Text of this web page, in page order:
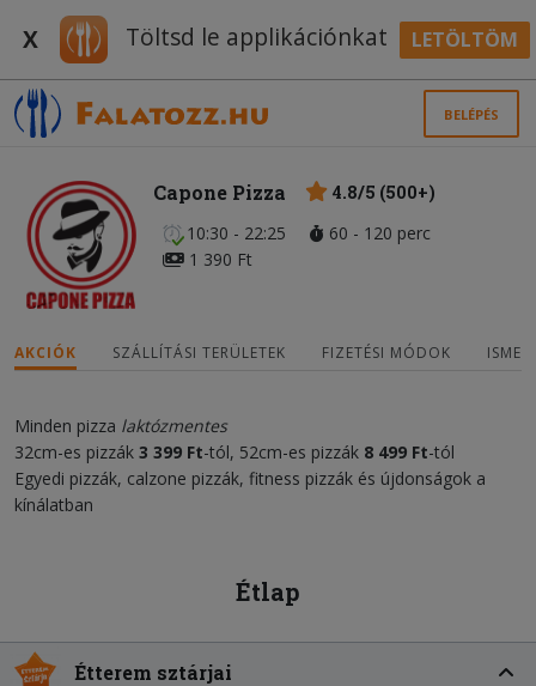
X Töltsd le applikációnkat LETÖLTÖM
BELÉPÉS
Capone Pizza
4.8/5 (500+)
10:30 - 22:25
60 - 120 perc
1 390 Ft
AKCIÓK SZÁLLÍTÁSI TERÜLETEK FIZETÉSI MÓDOK
Minden pizza laktózmentes
32cm-es pizzák 3 399 Ft-tól, 52cm-es pizzák 8 499 Ft-tól
Egyedi pizzák, calzone pizzák, fitness pizzák és újdonságok a
kínálatban
Étlap
Étterem sztárjai